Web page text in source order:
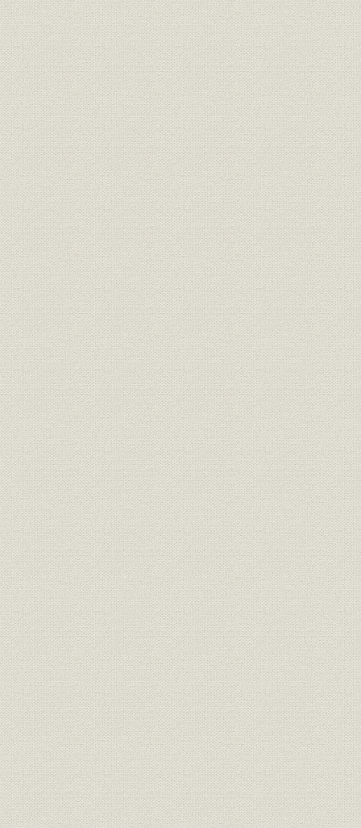
る。左から木戸孝充、山口尚
芳、岩倉具視、伊藤博文、大久
保利通。
靴;生産
『明治七年府県物産表』におけ
る靴の算出額
明治7年
靴;風俗
画家ワーグマンは、神戸で靴を
履く日本人を観察してスケッチ
を明治13年11月発行の英国の大
衆週刊誌に掲載した。「結果と
してウオノ目がはやることは確
実」と皮肉な注がつけられてい
る。
明治13年
事業所
「依田西村組造靴場本店」。
『東京名家繁昌図録』に、その
石版画が掲載された。その後、
明治17年さらに「桜組」と改称
した。
明治17年
経営者;役員
大沢省三 のちに日本製靴の初代
専務取締役となった。
[明治10年
経営者 若き日の渋沢栄一 [明治12年
投資 元佐倉藩主・堀田正倫 [明治12年
事業所
明治中期における桜組の全景。
(築地)
[明治中期
事業所
隅田川に面した向島に設けられ
た桜組の製革場。
[明治中期
事業所
「桜組」として西村勝三の製
靴・製革事業は立て直しに成功
した。その本店は、築地1丁目
ほぼ現在の中央区役所の地にあ
った。また、銀座3丁目には出
張所を設け、往来する人々の目
を引いた。
[明治14年
靴;風俗
ワーグマン描く、西南戦争に向
かう官軍の警ら隊。主として関
東以北の旧士族が多く応募した
が、心なしか軍靴の足音も堂々
と聞こえたとぃう。
商標
「桜組」の商標。サクラの花と
葉に英文をあしらい、なかなか
斬新なデザインである。
[明治17年